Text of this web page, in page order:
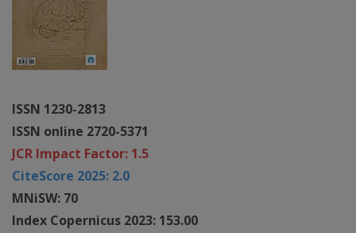
ISSN 1230-2813
ISSN online 2720-5371
JCR Impact Factor: 1.5
CiteScore 2025: 2.0
MNiSW: 70
Index Copernicus 2023: 153.00